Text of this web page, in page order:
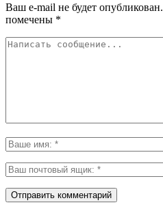
Ваш e-mail не будет опубликован.
помечены *